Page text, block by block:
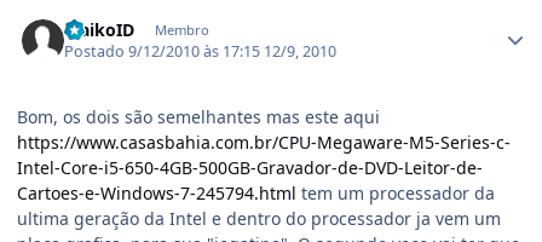
MaikoID Membro
Postado9/12/2010 às 17:15 12/9, 2010
Bom, os dois são semelhantes mas este aqui
https://www.casasbahia.com.br/CPU-Megaware-M5-Series-c-
Intel-Core-i5-650-4GB-500GB-Gravador-de-DVD-Leitor-de-
Cartoes-e-Windows-7-245794.html tem um processador da
ultima geração da Intel e dentro do processador ja vem um